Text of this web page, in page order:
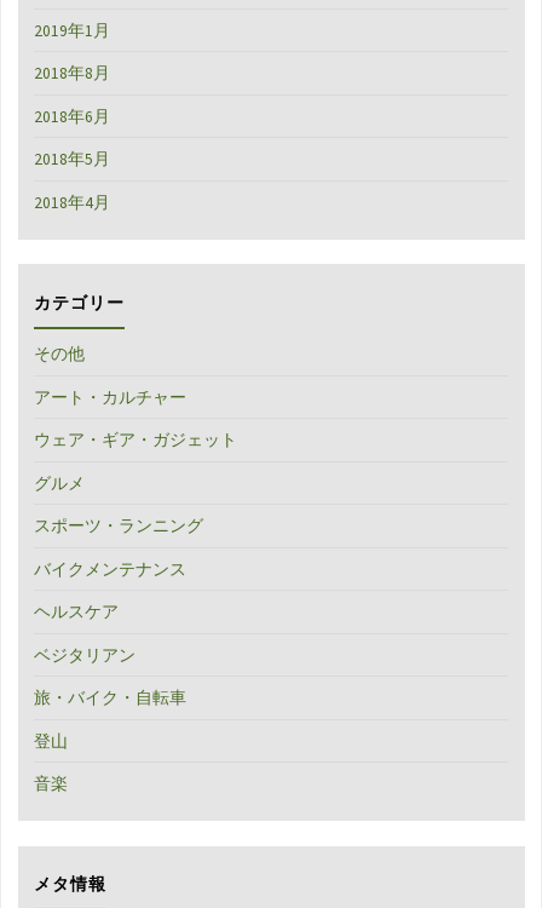
2019年1月
2018年8月
2018年6月
2018年5月
2018年4月
カテゴリー
その他
アート・カルチャー
ウェア・ギア・ガジェット
グルメ
スポーツ・ランニング
バイクメンテナンス
ヘルスケア
ベジタリアン
旅・バイク・自転車
登山
音楽
メタ情報